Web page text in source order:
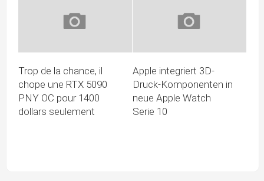
Trop de la chance, il
chope une RTX 5090
PNY OC pour 1400
dollars seulement
Apple integriert 3D-
Druck-Komponenten in
neue Apple Watch
Serie 10